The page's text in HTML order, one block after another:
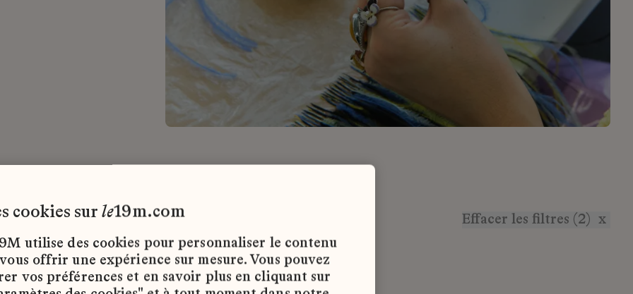
Effacer les filtres (2) x
d’emploi disponibles pour le moment.
cookies sur le19m.com
utilise des cookies pour personnaliser le contenu
offrir une expérience sur mesure. Vous pouvez
vos préférences et en savoir plus en cliquant sur